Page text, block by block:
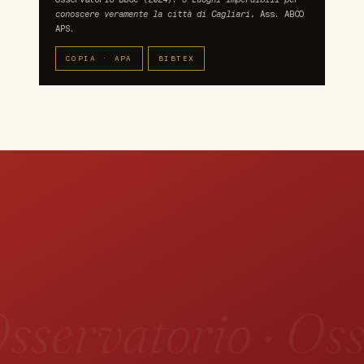
conoscere veramente la città di Cagliari.
Ass. ABCO
APS.
COPIA · APA BIBTEX